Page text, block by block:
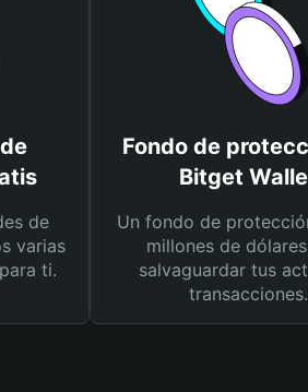
de
varias
ti.
Fondo de
Bitget
Un fondo de
millones de
salvaguardar tus
transacciones.